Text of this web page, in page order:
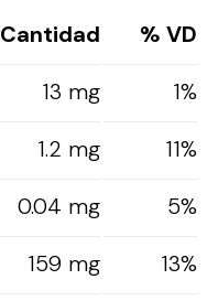
Cantidad
% VD
13 mg
1%
1.2 mg
11%
0.04 mg
5%
159 mg
13%